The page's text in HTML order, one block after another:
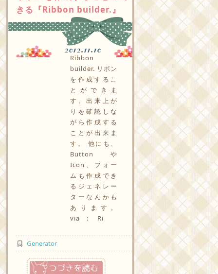
きる『Ribbon builder.』
2012.11.10
Ribbon
builder. リボン
を作成するこ
とができま
す。出来上が
りを確認しな
がら作成する
ことが出来ま
す。 他にも、
Button や
Icon、フォー
ムも作成でき
るジェネレー
ターなんかも
あります。
via : Ri
Generator
つづきを読む